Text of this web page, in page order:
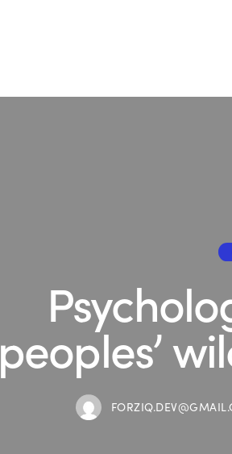
peoples’